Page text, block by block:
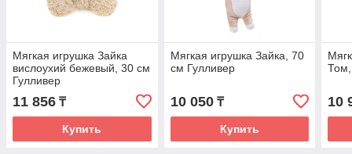
Мягкая игрушка Зайка
вислоухий бежевый, 30 см
Гулливер
11 856 ₸
Купить
Мягкая игрушка Зайка, 70
см Гулливер
10 050₸
Купить
10